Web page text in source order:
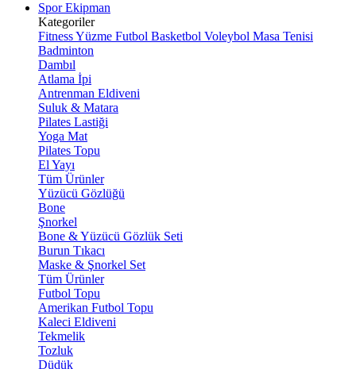
Spor Ekipman
Kategoriler
FitnessYüzme Futbol Basketbol Voleybol Masa Tenisi
Badminton
Dambıl
Atlama İpi
Antrenman Eldiveni
Suluk & Matara
Pilates Lastiği
Yoga Mat
Pilates Topu
El Yayı
Tüm Ürünler
Yüzücü Gözlüğü
Bone
Şnorkel
Bone & Yüzücü Gözlük Seti
Burun Tıkacı
Maske & Şnorkel Set
Tüm Ürünler
Futbol Topu
Amerikan Futbol Topu
Kaleci Eldiveni
Tekmelik
Tozluk
Düdük